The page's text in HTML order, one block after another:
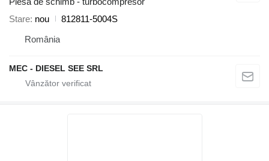
Stare nou
812811-5004S
România
MEC - DIESEL SEE SRL